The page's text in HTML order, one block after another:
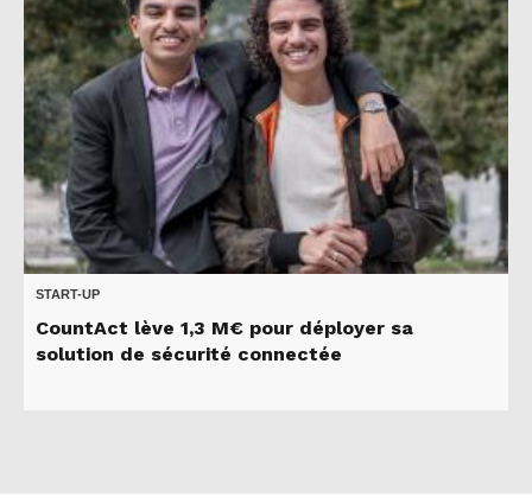
START-UP
CountAct lève 1,3 M€ pour déployer sa
solution de sécurité connectée